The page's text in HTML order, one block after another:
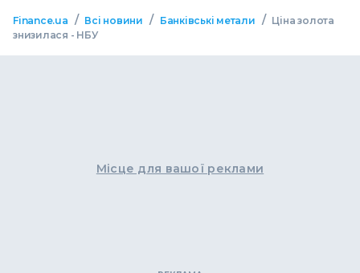
Finance.ua / Всі новини / Банківські метали / Ціна золота
знизилася - НБУ
Місце для вашої реклами